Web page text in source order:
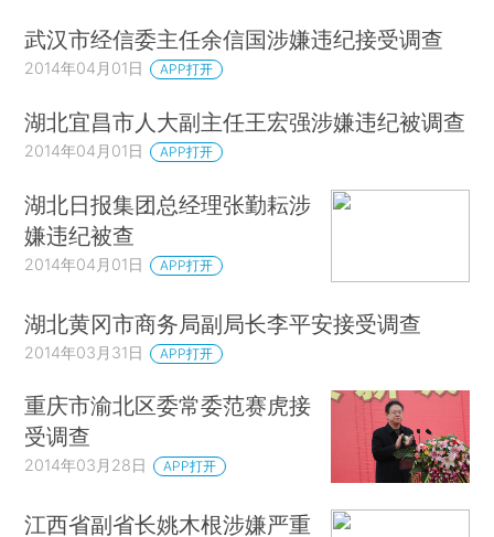
武汉市经信委主任余信国涉嫌违纪接受调查
2014年04月01日 APP打开
湖北宜昌市人大副主任王宏强涉嫌违纪被调查
2014年04月01日 APP打开
湖北日报集团总经理张勤耘涉
嫌违纪被查
2014年04月01日 APP打开
湖北黄冈市商务局副局长李平安接受调查
2014年03月31日 APP打开
重庆市渝北区委常委范赛虎接
受调查
2014年03月28日 APP打开
江西省副省长姚木根涉嫌严重